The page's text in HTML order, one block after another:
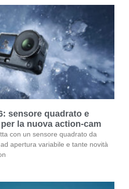
sensore quadrato e
la nuova action-cam
con un sensore quadrato da
apertura variabile e tante novità